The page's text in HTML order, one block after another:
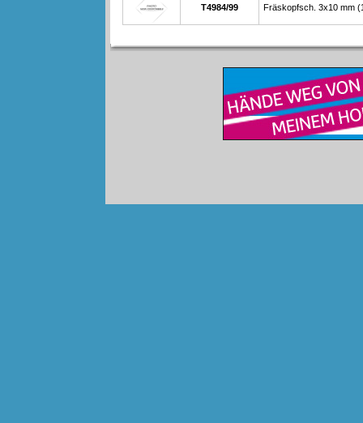
T4984/99 Fräskopfsch. 3x10 mm